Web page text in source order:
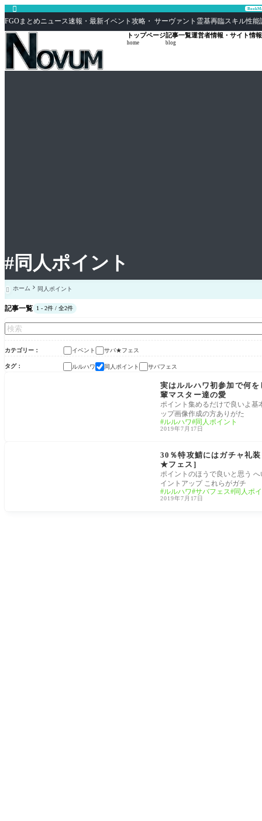
#同人ポイント

FGOまとめニュース速報・最新イベント攻略・ サーヴァント霊基再臨スキル性能
トップページ
home
記事一覧
blog
運営者情報・サイト情報
 ホーム 同人ポイント
記事一覧 1 - 2件 / 全2件
カテゴリー イベント サバ★フェス
タグ ルルハワ 同人ポイント サバフェス
イベント
実はルルハワ初参加で何
輩マスター達の愛
ポイント集めるだけで良いよ基
ップ画像作成の方ありがた
ルルハワ 同人ポイント
2019年7月17日
30％特攻鯖にはガチャ礼
★フェス]
ポイントのほうで良いと思う
イントアップ これらがガチ
ルルハワ サバフェス 同人ポ
2019年7月17日